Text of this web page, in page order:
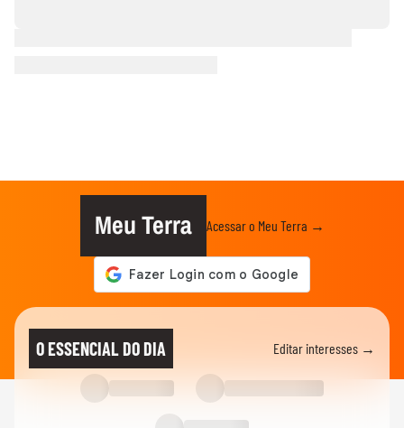
Meu Terra Acessar o Meu Terra →
O ESSENCIAL DO DIA Editar interesses →